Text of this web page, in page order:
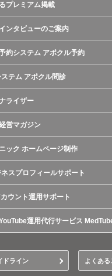
プレミアム掲載
ンタビューのご案内
約システム アポクル予約
テム アポクル問診
ライザー
営マガジン
ック ホームページ制作
スプロフィールサポート
ウント運用サポート
運用代行サービス
ドライン よくある